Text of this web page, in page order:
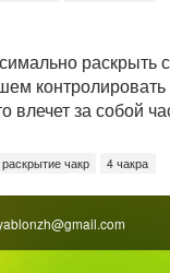
раскрыть
влечет за собой
раскрытие чакр 4 чакра